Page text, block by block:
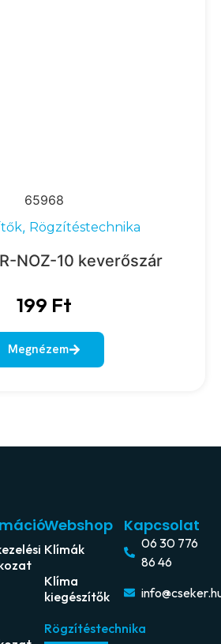
65968
, Rögzítéstechnika
NOZ-10 keverőszár
199 Ft
Megnézem
Webshop
Klímák
Klíma
kiegészítők
Rögzítéstechnika
Kapcsolat
06 30 776
86 46